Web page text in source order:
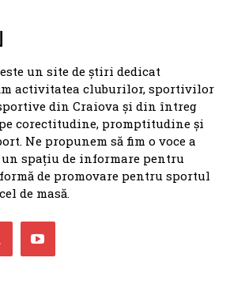
un site de știri dedicat
activitatea cluburilor, sportivilor
din Craiova și din întreg
corectitudine, promptitudine și
Ne propunem să fim o voce a
spațiu de informare pentru
de promovare pentru sportul
de masă.